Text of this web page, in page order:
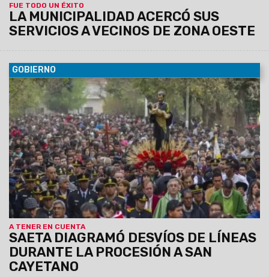
FUE TODO UN ÉXITO
LA MUNICIPALIDAD ACERCÓ SUS
SERVICIOS A VECINOS DE ZONA OESTE
GOBIERNO
A TENER EN CUENTA
SAETA DIAGRAMÓ DESVÍOS DE LÍNEAS
DURANTE LA PROCESIÓN A SAN
CAYETANO
09/08/2026 También incluye las paradas que una vez
finalizada la procesión volverán a su ubicación habitual.